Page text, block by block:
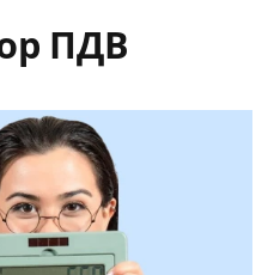
ПДВ